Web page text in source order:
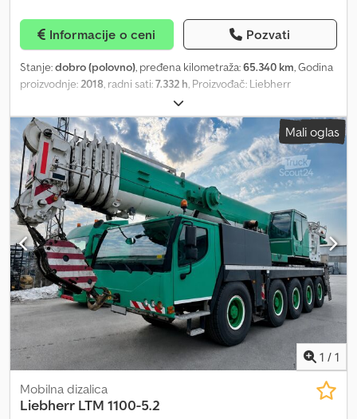
Informacije o ceni Pozvati
Stanje:dobro (polovno), pređena kilometraža:65.340 km, Godina
proizvodnje:2018, radni sati:7.332 h, Proizvođač: Liebherr
Chedpfxoznmawo Alyja Tip: LTM 1100-5.2 Godina proizvodnje: 2018
Nosivost (t): 100 t Glavna ruka: 52 m Dodatna ruka: 19 m
Kilometraža: 65.340 km Radni sati (dizalica): 7.332 h Radni sati
(šasija): 3.092 h Gume: 445/95 R25
Mali oglas
1 / 1
Mobilna dizalica
Liebherr LTM 1100-5.2